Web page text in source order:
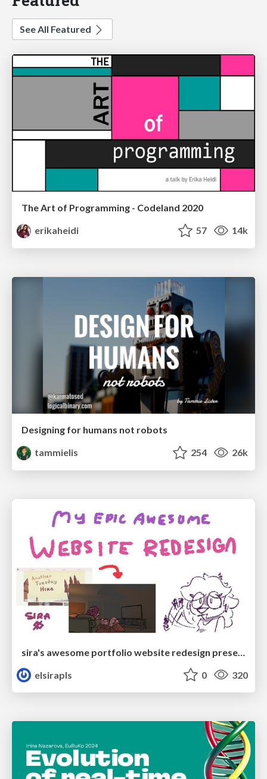
See All Featured
The Art of Programming - Codeland 2020
erikaheidi
57 14k
Designing for humans not robots
tammielis
254 26k
elsirapls
0 320